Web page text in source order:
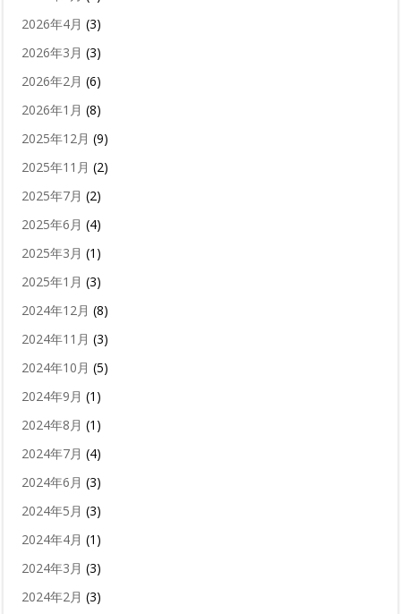
2026年4月 (3)
2026年3月 (3)
2026年2月 (6)
2026年1月 (8)
2025年12月 (9)
2025年11月 (2)
2025年7月 (2)
2025年6月 (4)
2025年3月 (1)
2025年1月 (3)
2024年12月 (8)
2024年11月 (3)
2024年10月 (5)
2024年9月 (1)
2024年8月 (1)
2024年7月 (4)
2024年6月 (3)
2024年5月 (3)
2024年4月 (1)
2024年3月 (3)
2024年2月 (3)